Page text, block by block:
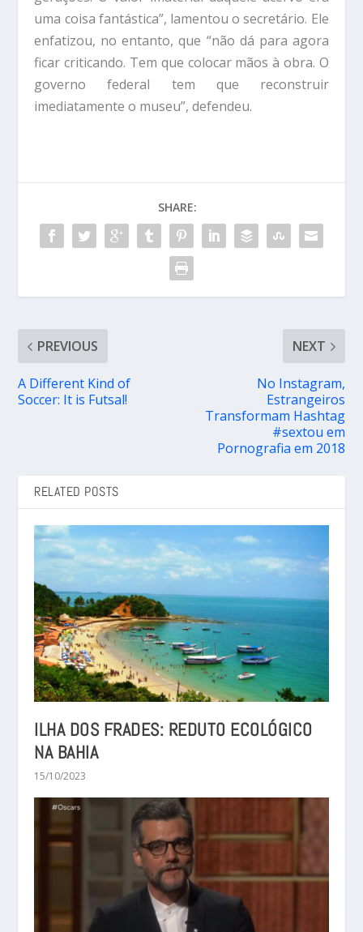
uma coisa fantástica”, lamentou o secretário. Ele
enfatizou, no entanto, que “não dá para agora
ficar criticando. Tem que colocar mãos à obra. O
governo federal tem que reconstruir
imediatamente o museu”, defendeu.
SHARE:
PREVIOUS
A Different Kind of
Soccer: It is Futsal!
NEXT
No Instagram,
Estrangeiros
Transformam Hashtag
#sextou em
Pornografia em 2018
RELATED POSTS
ILHA DOS FRADES: REDUTO ECOLÓGICO
NA BAHIA
15/10/2023